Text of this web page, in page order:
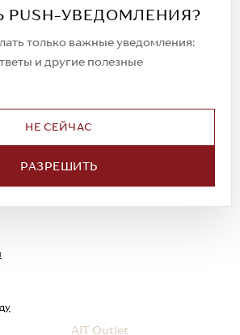
PUSH-УВЕДОМЛЕНИЯ?
только важные уведомления:
и другие полезные
НЕ СЕЙЧАС
РАЗРЕШИТЬ
новых акций и
Обмен и возврат
Каспи-Ред
AIT Outlet